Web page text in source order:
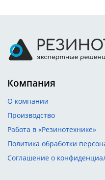
Компания
О компании
Производство
Работа в «Резинотехнике»
Политика обработки
Соглашение о